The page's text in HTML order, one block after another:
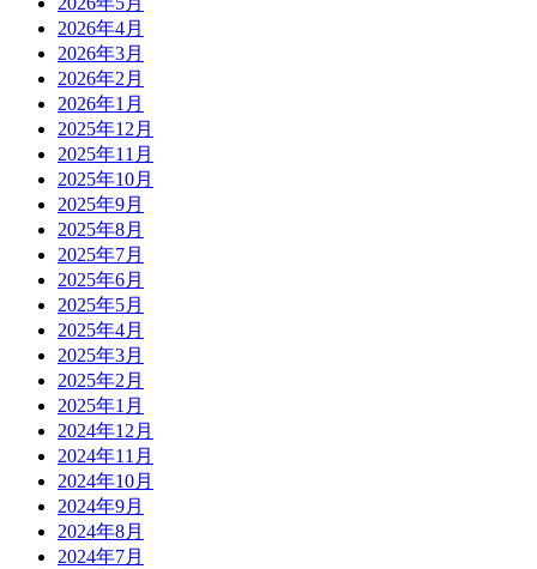
2026年4月
2026年3月
2026年2月
2026年1月
2025年12月
2025年11月
2025年10月
2025年9月
2025年8月
2025年7月
2025年6月
2025年5月
2025年4月
2025年3月
2025年2月
2025年1月
2024年12月
2024年11月
2024年10月
2024年9月
2024年8月
2024年7月